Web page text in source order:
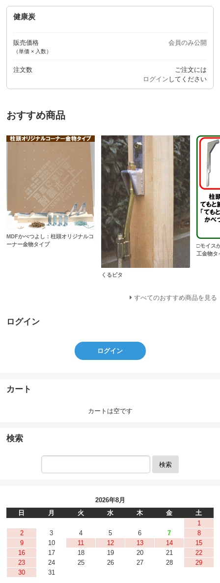
健康炭
販売価格
（単価 × 入数）
会員のみ公開
注文数
ご注文には
ログイン してください
おすすめ商品
MDFかべつよし：柱頭オリジナルコ
ーナー金物タイプ
くるピタ
□モイス
工金物タ
すべてのおすすめ商品を見る
ログイン
ログイン
カート
カートは空です
検索
検索
2026年8月
日
月 火 水 木 金
土
1
2
3 4 5 6 7
8
9
10 11 12 13 14
15
16
17 18 19 20 21
22
23
24 25 26 27 28
29
30
31